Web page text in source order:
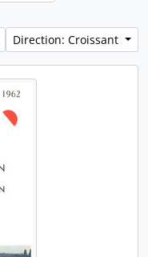
Direction: Croissant